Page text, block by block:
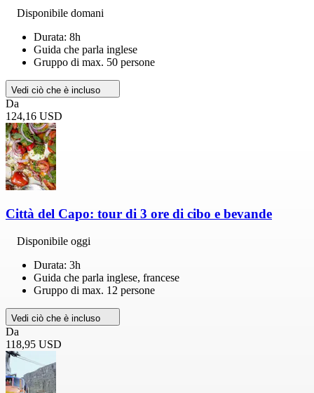
Disponibile domani
Durata: 8h
Guida che parla inglese
Gruppo di max. 50 persone
Vedi ciò che è incluso
Da
124,16 USD
Città del Capo: tour di 3 ore di cibo e bevande
Disponibile oggi
Durata: 3h
Guida che parla inglese, francese
Gruppo di max. 12 persone
Vedi ciò che è incluso
Da
118,95 USD